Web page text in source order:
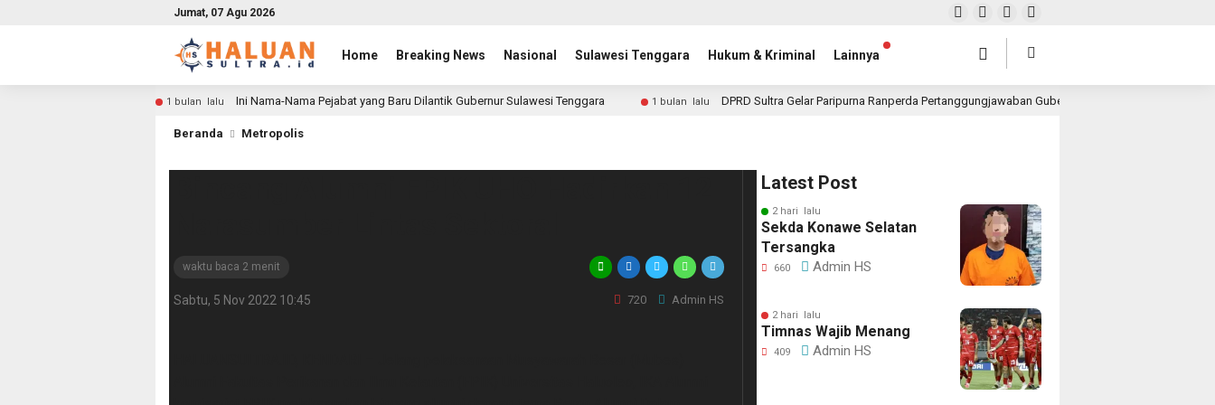
Jumat, 07 Agu 2026
Home Breaking News Nasional Sulawesi Tenggara Hukum & Kriminal Lainnya
1 bulan lalu Ini Nama-Nama Pejabat yang Baru Dilantik Gubernur Sulawesi Tenggara 1 bulan lalu DPRD Sultra Gelar Paripurna Ranperda Pertanggungjawaban Gubernur 2025, Realisasi APBD
Beranda Metropolis
waktu baca 2 menit
Sabtu, 5 Nov 2022 10:45 720 Admin HS
Latest Post
2 hari lalu
Sekda Konawe Selatan
Tersangka
660 Admin HS
2 hari lalu
Timnas Wajib Menang
409 Admin HS